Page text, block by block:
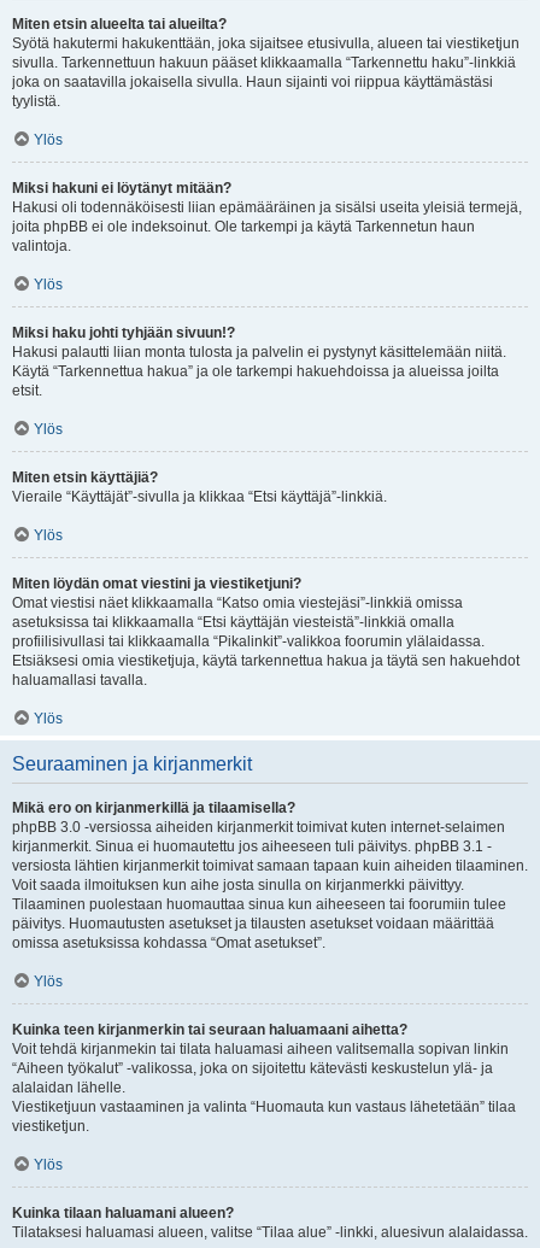
Miten etsin alueelta tai alueilta?
Syötä hakutermi hakukenttään, joka sijaitsee etusivulla, alueen tai viestiketjun
sivulla. Tarkennettuun hakuun pääset klikkaamalla “Tarkennettu haku”-linkkiä
joka on saatavilla jokaisella sivulla. Haun sijainti voi riippua käyttämästäsi
tyylistä.
Ylös
Miksi hakuni ei löytänyt mitään?
Hakusi oli todennäköisesti liian epämääräinen ja sisälsi useita yleisiä termejä,
joita phpBB ei ole indeksoinut. Ole tarkempi ja käytä Tarkennetun haun
valintoja.
Ylös
Miksi haku johti tyhjään sivuun!?
Hakusi palautti liian monta tulosta ja palvelin ei pystynyt käsittelemään niitä.
Käytä “Tarkennettua hakua” ja ole tarkempi hakuehdoissa ja alueissa joilta
etsit.
Ylös
Miten etsin käyttäjiä?
Vieraile “Käyttäjät”-sivulla ja klikkaa “Etsi käyttäjä”-linkkiä.
Ylös
Miten löydän omat viestini ja viestiketjuni?
Omat viestisi näet klikkaamalla “Katso omia viestejäsi”-linkkiä omissa
asetuksissa tai klikkaamalla “Etsi käyttäjän viesteistä”-linkkiä omalla
profiilisivullasi tai klikkaamalla “Pikalinkit”-valikkoa foorumin ylälaidassa.
Etsiäksesi omia viestiketjuja, käytä tarkennettua hakua ja täytä sen hakuehdot
haluamallasi tavalla.
Ylös
Seuraaminen ja kirjanmerkit
Mikä ero on kirjanmerkillä ja tilaamisella?
phpBB 3.0 -versiossa aiheiden kirjanmerkit toimivat kuten internet-selaimen
kirjanmerkit. Sinua ei huomautettu jos aiheeseen tuli päivitys. phpBB 3.1 -
versiosta lähtien kirjanmerkit toimivat samaan tapaan kuin aiheiden tilaaminen.
Voit saada ilmoituksen kun aihe josta sinulla on kirjanmerkki päivittyy.
Tilaaminen puolestaan huomauttaa sinua kun aiheeseen tai foorumiin tulee
päivitys. Huomautusten asetukset ja tilausten asetukset voidaan määrittää
omissa asetuksissa kohdassa “Omat asetukset”.
Ylös
Kuinka teen kirjanmerkin tai seuraan haluamaani aihetta?
Voit tehdä kirjanmekin tai tilata haluamasi aiheen valitsemalla sopivan linkin
“Aiheen työkalut” -valikossa, joka on sijoitettu kätevästi keskustelun ylä- ja
alalaidan lähelle.
Viestiketjuun vastaaminen ja valinta “Huomauta kun vastaus lähetetään” tilaa
viestiketjun.
Ylös
Kuinka tilaan haluamani alueen?
Tilataksesi haluamasi alueen, valitse “Tilaa alue” -linkki, aluesivun alalaidassa.